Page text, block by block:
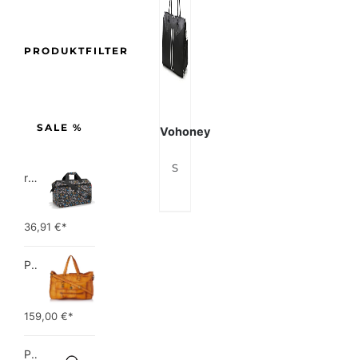
Vohoney
Sporttasche Reisetasche Weekender Schwimmtasche Schultertaschen Tasche für Sport Fitness Gym Travel Bag Duffel Bag mit Schuhfach
PRODUKTFILTER
SALE %
reisenthel allrounder L pocket  Vielseitige Doktortasche für Reise, Arbeit und Freizeit  Mit praktischer Trolley…
36,91 €*
PIECES TOTALLY ROYAL LEATHER TRAVEL BAG 17055349 Damen Umhängetaschen ,1 Groesse (51 x 33 x 14,5 cm)
159,00 €*
Picard Unisex-Erwachsene Buddy Gepäck- Handgepäck